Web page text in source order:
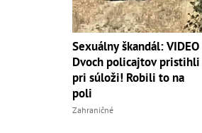
Sexuálny škandál: VIDEO
Dvoch policajtov pristihli
pri súloži! Robili to na
poli
Zahraničné